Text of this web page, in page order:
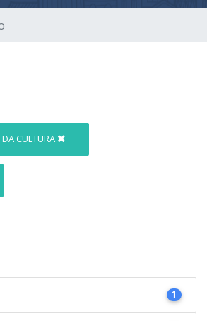
CULTURA
1